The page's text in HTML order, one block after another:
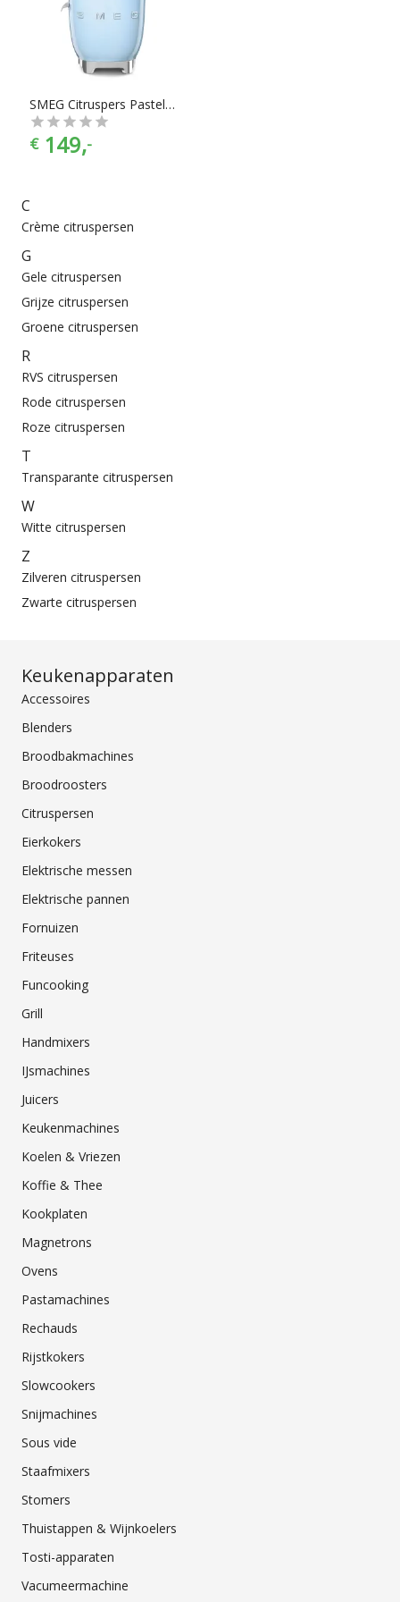
Ook aan merken is er geen gebrek. En met ook nog eens de
juiste merkselectie vind je makkelijk jouw favoriete merk.
SMEG Citruspers Pastelblauw CJF01PBEU
€ 149,-
C
Crème citruspersen
G
Gele citruspersen
Grijze citruspersen
Groene citruspersen
R
RVS citruspersen
Rode citruspersen
Roze citruspersen
T
Transparante citruspersen
W
Witte citruspersen
Z
Zilveren citruspersen
Zwarte citruspersen
Keukenapparaten
Accessoires
Blenders
Broodbakmachines
Broodroosters
Citruspersen
Eierkokers
Elektrische messen
Elektrische pannen
Fornuizen
Friteuses
Funcooking
Grill
Handmixers
IJsmachines
Juicers
Keukenmachines
Koelen & Vriezen
Koffie & Thee
Kookplaten
Magnetrons
Ovens
Pastamachines
Rechauds
Rijstkokers
Slowcookers
Snijmachines
Sous vide
Staafmixers
Stomers
Thuistappen & Wijnkoelers
Tosti-apparaten
Vacumeermachine